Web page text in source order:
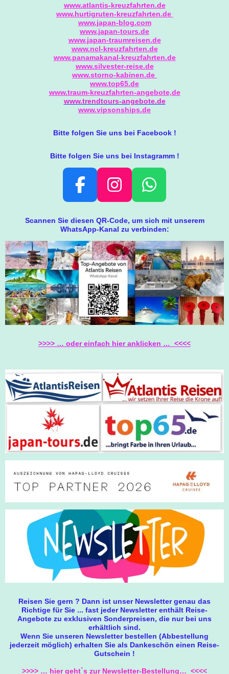
www.atlantis-kreuzfahrten.de
www.hurtigruten-kreuzfahrten.de
www.japan-blog.com
www.japan-tours.de
www.japan-traumreisen.de
www.ncl-kreuzfahrten.de
www.panamakanal-kreuzfahrten.de
www.silvester-reise.de
www.storno-kabinen.de
www.top65.de
www.traum-kreuzfahrten-angebote,de
www.trendtours-angebote.de
www.vipsonships.de
Bitte folgen Sie uns bei Facebook !
Bitte folgen Sie uns bei Instagramm !
F
C
E
B
O
O
K
I
S
T
A
G
R
A
M
W
A
T
S
A
P
P
Scannen Sie diesen QR-Code, um sich mit unserem
WhatsApp-Kanal zu verbinden:
>>>> … oder einfach hier anklicken … <<<<
Reisen Sie gern ? Dann ist unser Newsletter genau das
Richtige für Sie ... fast jeder Newsletter enthält Reise-
Angebote zu exklusiven Sonderpreisen, die nur bei uns
erhältlich sind.
Wenn Sie unseren Newsletter bestellen (Abbestellung
jederzeit möglich) erhalten Sie als Dankeschön einen Reise-
Gutschein !
>>>> … hier geht`s zur Newsletter-Bestellung… <<<<